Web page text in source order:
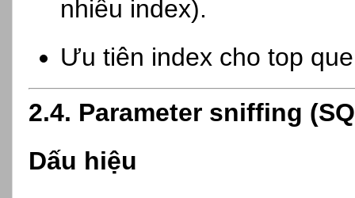
nhiều index).
Ưu tiên index cho top
2.4. Parameter sniffing
Dấu hiệu